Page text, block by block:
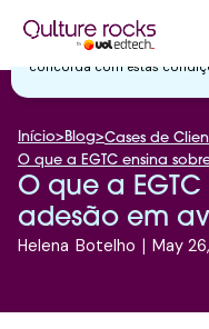
Utilizamos cookies
com a nossaPolítica de
concorda com estas
Início> Blog>Cases de
O que a EGTC ensina
O que a
adesão em
Helena Botelho | May